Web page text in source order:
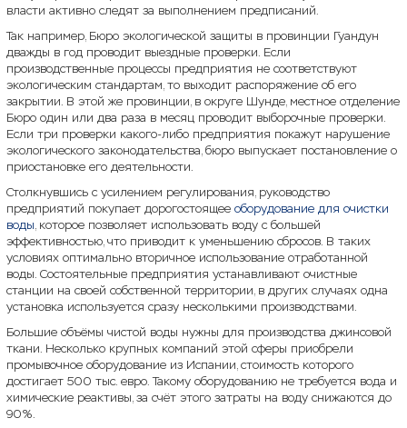
власти активно следят за выполнением предписаний.
Так например, Бюро экологической защиты в провинции Гуандун
дважды в год проводит выездные проверки. Если
производственные процессы предприятия не соответствуют
экологическим стандартам, то выходит распоряжение об его
закрытии. В этой же провинции, в округе Шунде, местное отделение
Бюро один или два раза в месяц проводит выборочные проверки.
Если три проверки какого-либо предприятия покажут нарушение
экологического законодательства, бюро выпускает постановление о
приостановке его деятельности.
Столкнувшись с усилением регулирования, руководство
предприятий покупает дорогостоящее оборудование для очистки
воды, которое позволяет использовать воду с большей
эффективностью, что приводит к уменьшению сбросов. В таких
условиях оптимально вторичное использование отработанной
воды. Состоятельные предприятия устанавливают очистные
станции на своей собственной территории, в других случаях одна
установка используется сразу несколькими производствами.
Большие объёмы чистой воды нужны для производства джинсовой
ткани. Несколько крупных компаний этой сферы приобрели
промывочное оборудование из Испании, стоимость которого
достигает 500 тыс. евро. Такому оборудованию не требуется вода и
химические реактивы, за счёт этого затраты на воду снижаются до
90%.